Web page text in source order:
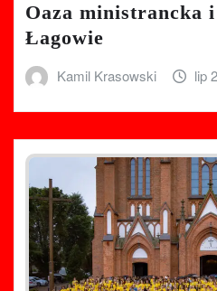
Oaza ministrancka
Łagowie
Kamil Krasowski lip